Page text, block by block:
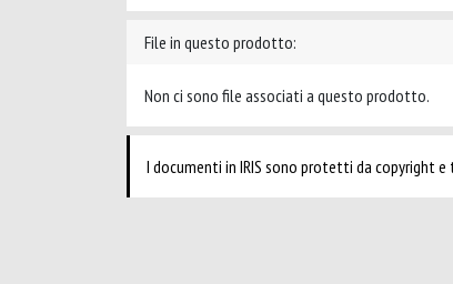
File in questo prodotto:
Non ci sono file associati a questo prodotto.
I documenti in IRIS sono protetti da copyright